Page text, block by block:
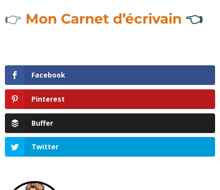
👉 Mon Carnet d’écrivain 👈
Facebook
Pinterest
Buffer
Twitter